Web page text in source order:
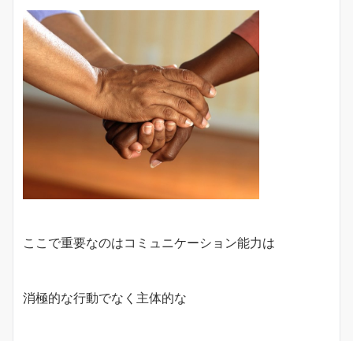
ここで重要なのはコミュニケーション能力は
消極的な行動でなく主体的な